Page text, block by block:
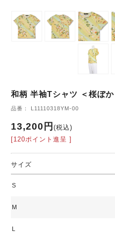
和柄 半袖Tシャツ ＜桜ぼか
品番： L11110318YM-00
13,200円(税込)
[120ポイント進呈 ]
サイズ
S
M
L